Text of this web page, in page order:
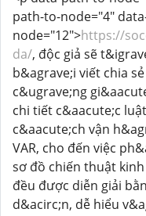
path-to-node="4"
node="12">https://
da/, độc giả sẽ
b&agrave;i viết chia
c&ugrave;ng
chi tiết c&aacute;c
c&aacute;ch vận
VAR, cho đến việc
sơ đồ chiến thuật kinh
đều được diễn giải
d&acirc;n, dễ hiểu